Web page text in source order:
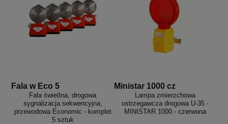
Fala w Eco 5
Fala świetlna, drogowa
sygnalizacja sekwencyjna,
przewodowa Economic - komplet
5 sztuk
Ministar 1000 cz
Lampa zmierzchowa
ostrzegawcza drogowa U-35 -
MINISTAR 1000 - czerwona